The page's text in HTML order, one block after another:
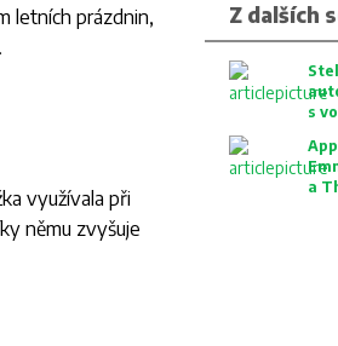
letních prázdnin,
využívala při
němu zvyšuje
Z dalších
s
a